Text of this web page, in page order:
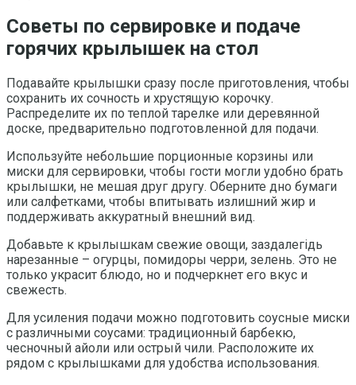
Советы по сервировке и подаче
горячих крылышек на стол
Подавайте крылышки сразу после приготовления, чтобы
сохранить их сочность и хрустящую корочку.
Распределите их по теплой тарелке или деревянной
доске, предварительно подготовленной для подачи.
Используйте небольшие порционные корзины или
миски для сервировки, чтобы гости могли удобно брать
крылышки, не мешая друг другу. Оберните дно бумаги
или салфетками, чтобы впитывать излишний жир и
поддерживать аккуратный внешний вид.
Добавьте к крылышкам свежие овощи, заздалегідь
нарезанные – огурцы, помидоры черри, зелень. Это не
только украсит блюдо, но и подчеркнет его вкус и
свежесть.
Для усиления подачи можно подготовить соусные миски
с различными соусами: традиционный барбекю,
чесночный айоли или острый чили. Расположите их
рядом с крылышками для удобства использования.